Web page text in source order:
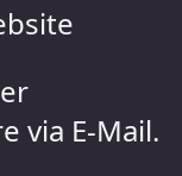
via E-Mail.